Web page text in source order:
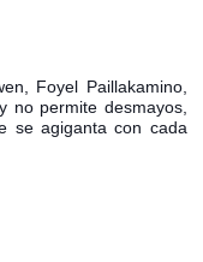
Foyel Paillakamino,
no permite desmayos,
se agiganta con cada